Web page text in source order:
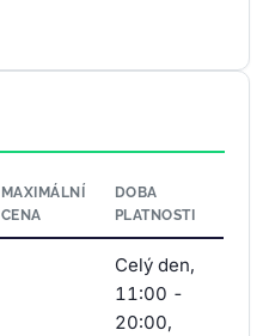
MAXIMÁLNÍ
CENA
DOBA
PLATNOSTI
Celý den,
11:00 -
20:00,